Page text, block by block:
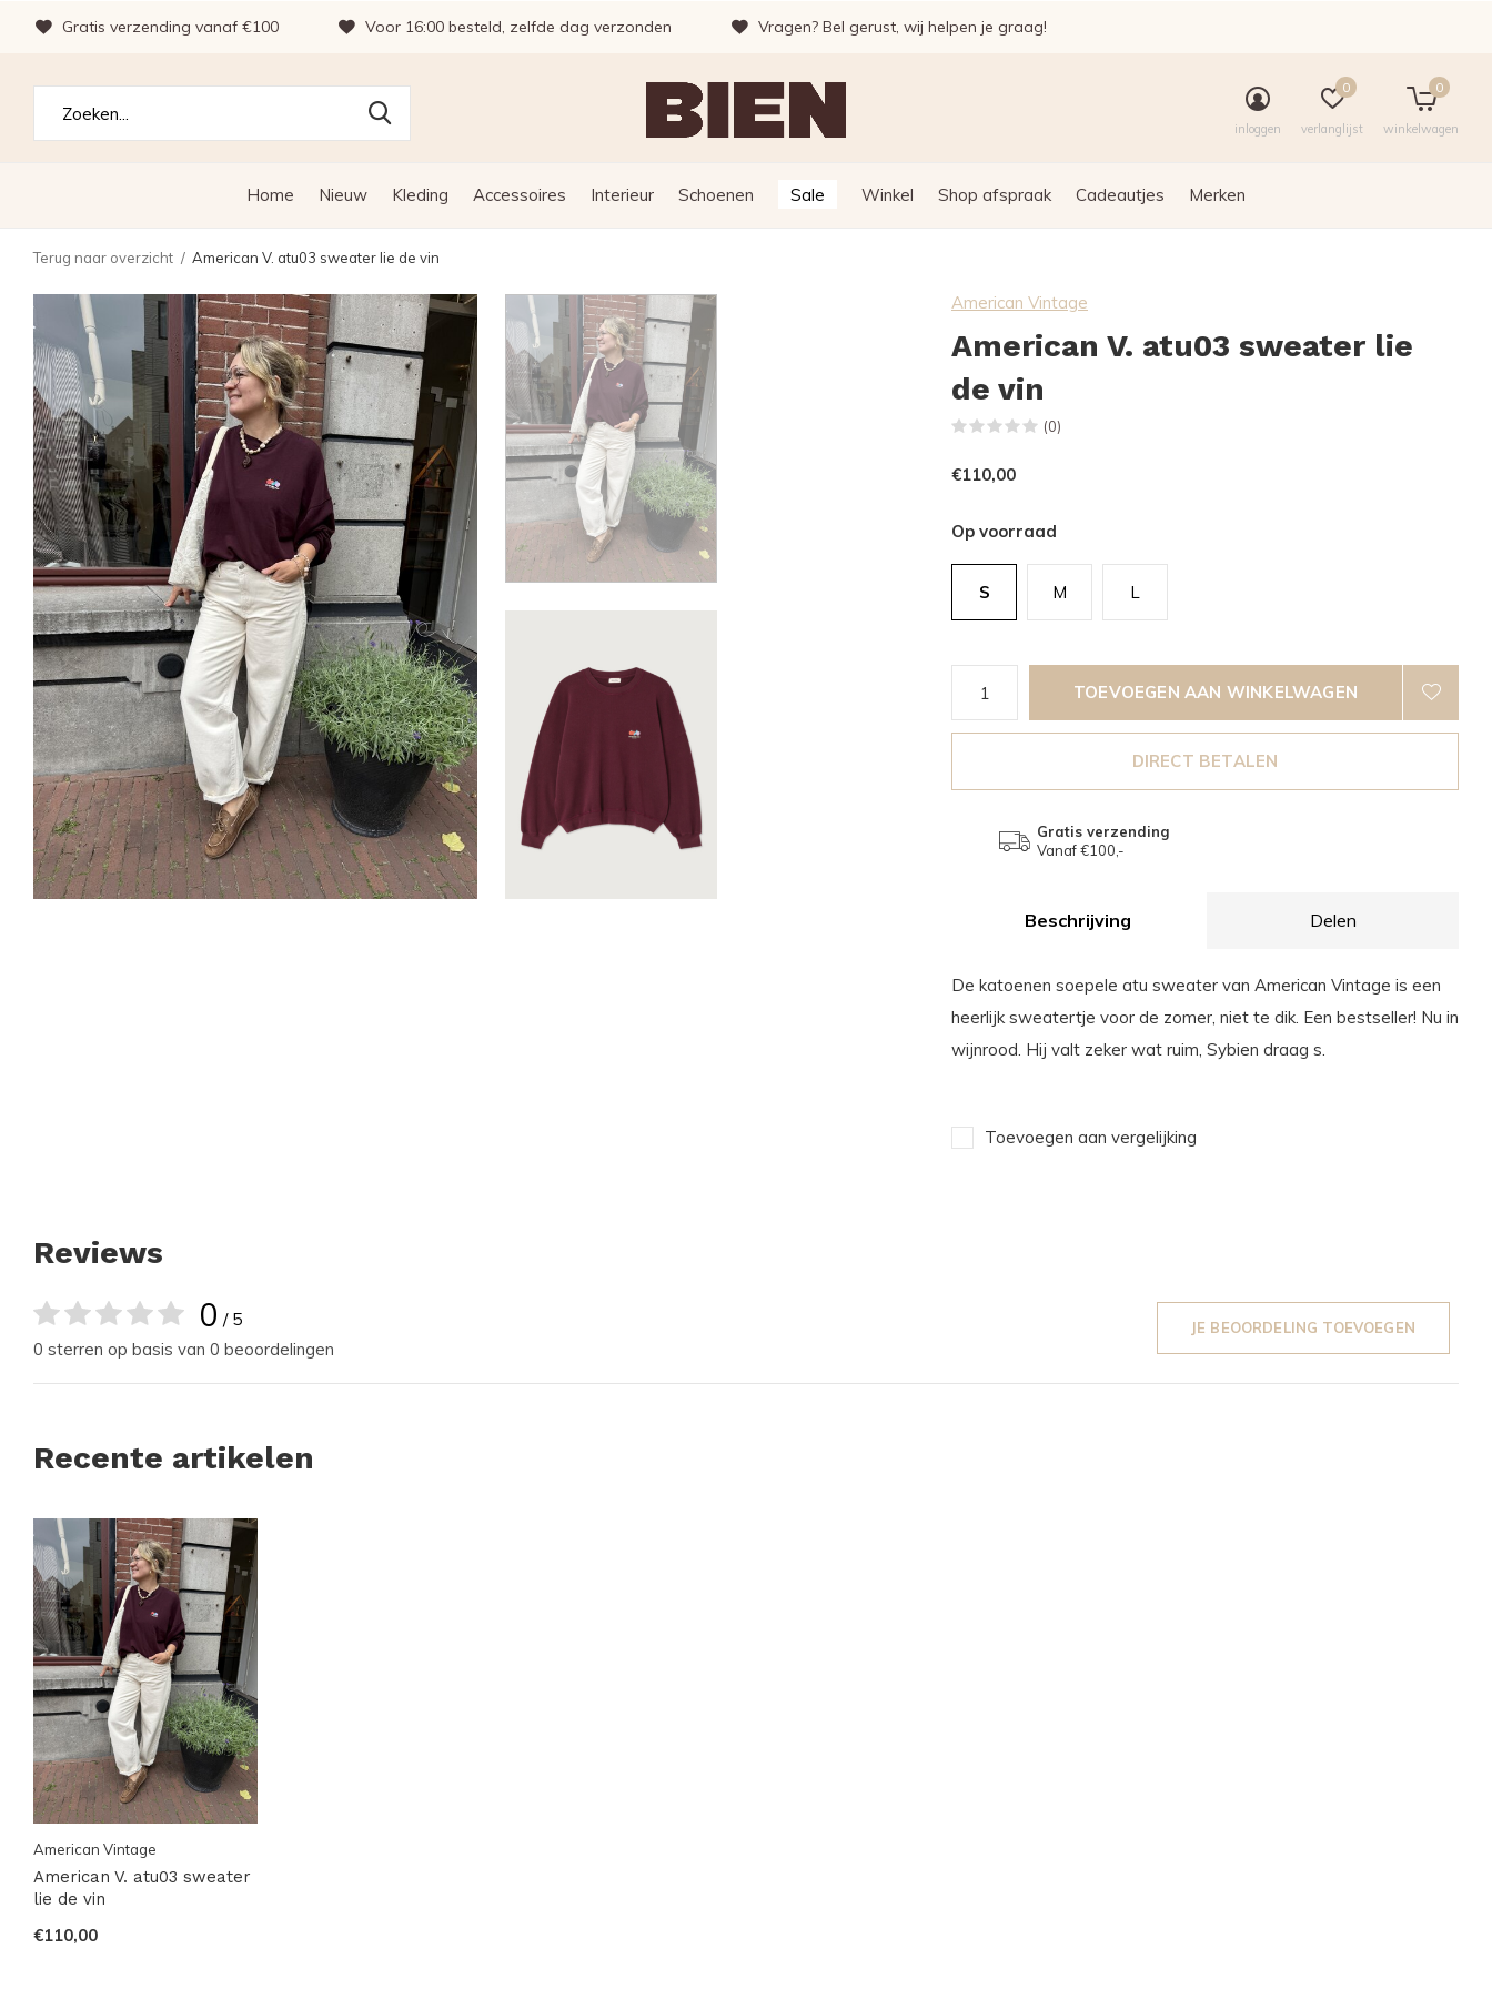
Home Nieuw Kleding Accessoires Interieur Schoenen Sale Winkel Shop afspraak Cadeautjes Merken
inloggen verlanglijst
0
winkelwagen
0
Gratis verzending vanaf €100 Voor 16:00 besteld, zelfde dag verzonden Vragen? Bel gerust, wij helpen je graag!
Terug naar overzicht American V. atu03 sweater lie de vin
American Vintage
American V. atu03 sweater lie
de vin
(0)
€110,00
Op voorraad
S M L
TOEVOEGEN AAN WINKELWAGEN
DIRECT BETALEN
Gratis verzending
Vanaf €100,-
Beschrijving Delen
De katoenen soepele atu sweater van American Vintage is een
heerlijk sweatertje voor de zomer, niet te dik. Een bestseller! Nu in
wijnrood. Hij valt zeker wat ruim, Sybien draag s.
Toevoegen aan vergelijking
Reviews
0 / 5
0 sterren op basis van 0 beoordelingen
JE BEOORDELING TOEVOEGEN
Recente artikelen
American Vintage
American V. atu03 sweater
lie de vin
€110,00